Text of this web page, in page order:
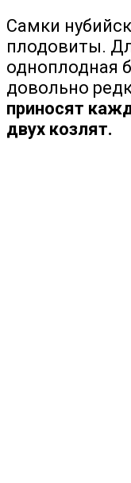
Самки
плодовиты.
одноплодная
довольно
приносят
двух козлят.